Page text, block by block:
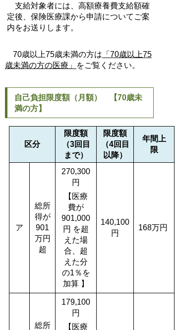
支給対象者には、高額療養費支給額確
定後、保険医療課から申請についてご案
内をお送りします。
70歳以上75歳未満の方は 「70歳以上75
歳未満の方の医療」
をご覧ください。
自己負担限度額（月額） 【70歳未
満の方】
区分
限度額
（3回目
まで）
限度額
（4回目
以降）
年間上
限
ア
総所
得が
901
万円
超
270,300
円
【医療
費が
901,000
円 を超
えた場
合、超
えた分
の1％を
加算 】
140,100
円
168万円
総所
179,100
円
【医療